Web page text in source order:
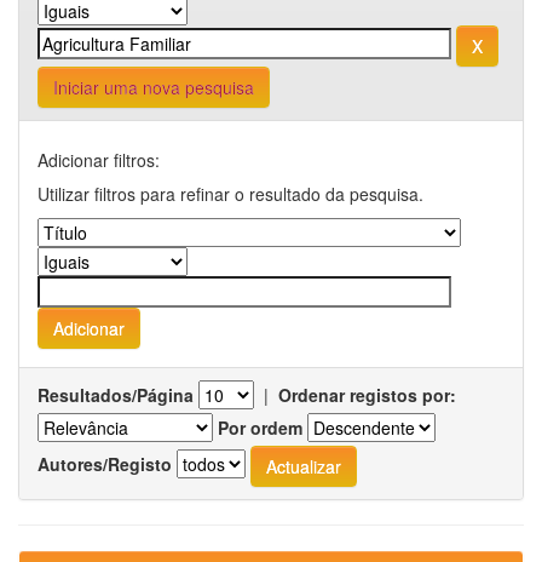
Iniciar uma nova pesquisa
Adicionar filtros:
Utilizar filtros para refinar o resultado da pesquisa.
Resultados/Página | Ordenar registos por:
Por ordem
Autores/Registo